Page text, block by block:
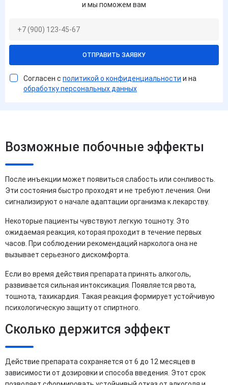
и мы поможем вам
ОТПРАВИТЬ ЗАЯВКУ
Согласен с политикой о конфиденциальности и на
обработку персональных данных
Возможные побочные эффекты
После инъекции может появиться слабость или сонливость.
Эти состояния быстро проходят и не требуют лечения. Они
сигнализируют о начале адаптации организма к лекарству.
Некоторые пациенты чувствуют легкую тошноту. Это
ожидаемая реакция, которая проходит в течение первых
часов. При соблюдении рекомендаций нарколога она не
вызывает серьезного дискомфорта.
Если во время действия препарата принять алкоголь,
развивается сильная интоксикация. Появляется рвота,
тошнота, тахикардия. Такая реакция формирует устойчивую
психологическую защиту от спиртного.
Сколько держится эффект
Действие препарата сохраняется от 6 до 12 месяцев в
зависимости от дозировки и способа введения. Этот срок